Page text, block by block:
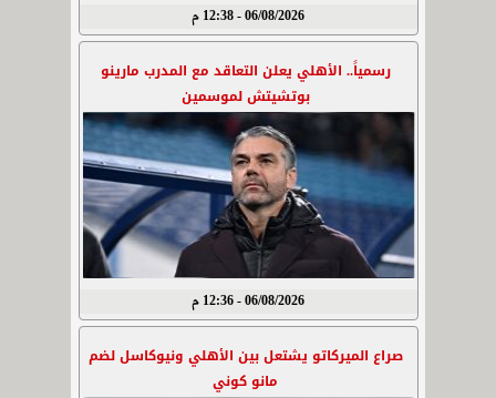
06/08/2026 - 12:38 م
رسمياً.. الأهلي يعلن التعاقد مع المدرب مارينو
بوتشيتش لموسمين
06/08/2026 - 12:36 م
صراع الميركاتو يشتعل بين الأهلي ونيوكاسل لضم
مانو كوني